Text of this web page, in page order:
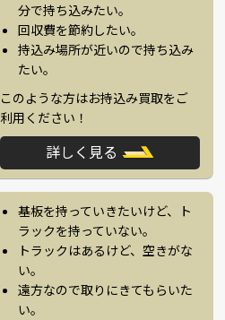
分で持ち込みたい。
回収費を節約したい。
持込み場所が近いので持ち込み
たい。
このような方はお持込み買取をご
利用ください！
詳しく見る
基板を持っていきたいけど、ト
ラックを持っていない。
トラックはあるけど、空きがな
い。
遠方なので取りにきてもらいた
い。